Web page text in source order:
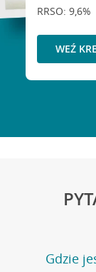
RRSO: 9,6%
WEŹ
Gdzie